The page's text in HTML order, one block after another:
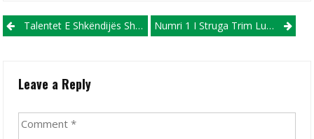
Post navigation
Talentet E Shkëndijës Shkëlqejnë Në Barcelonë: Vëllezërit Shuajibi Pjesë E Barça Clinic! Numri 1 I Struga Trim Lum, Mendi Qyra, Bëhet Numër 1 Edhe I Qytetit Të Strugës
Leave a Reply